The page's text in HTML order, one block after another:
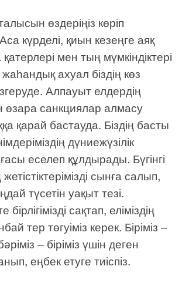
өздеріңіз көріп
күрделі, қиын кезеңге аяқ
мен тың мүмкіндіктері
ахуал біздің көз
Алпауыт елдердің
өзара санкциялар алмасу
қарай бастауда. Біздің басты
дүниежүзілік
еселеп құлдырады. Бүгінгі
сынға салып,
түсетін уақыт тезі.
сақтап, еліміздің
тер төгуіміз керек. Біріміз –
– біріміз үшін деген
еңбек етуге тиіспіз.